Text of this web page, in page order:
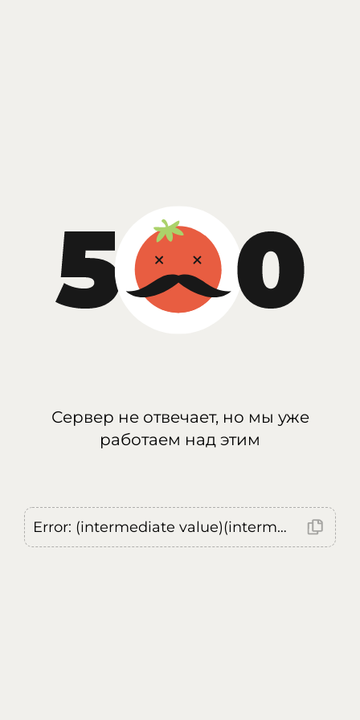
Сервер не отвечает, но мы уже
работаем над этим
Error: (intermediate value)(intermediate value)(intermediate value).replaceAll is not a function